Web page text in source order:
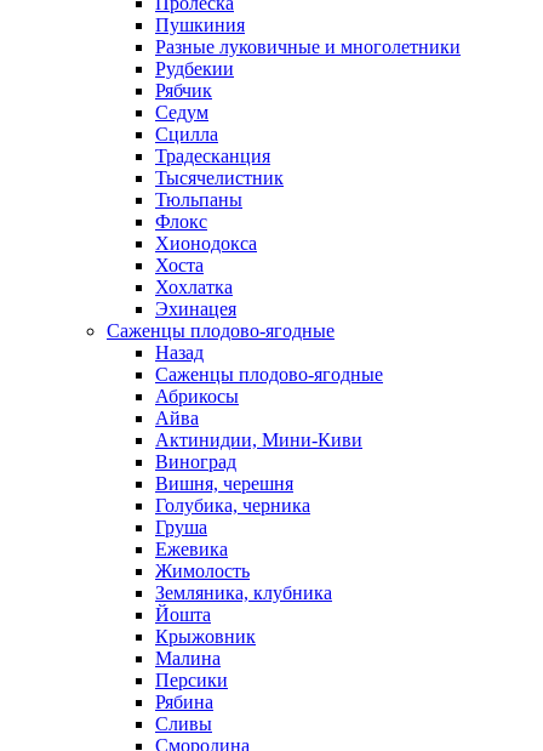
Пушкиния
Разные луковичные и многолетники
Рудбекии
Рябчик
Седум
Сцилла
Традесканция
Тысячелистник
Тюльпаны
Флокс
Хионодокса
Хоста
Хохлатка
Эхинацея
Саженцы плодово-ягодные
Назад
Саженцы плодово-ягодные
Абрикосы
Айва
Актинидии, Мини-Киви
Виноград
Вишня, черешня
Голубика, черника
Груша
Ежевика
Жимолость
Земляника, клубника
Йошта
Крыжовник
Малина
Персики
Рябина
Сливы
Смородина